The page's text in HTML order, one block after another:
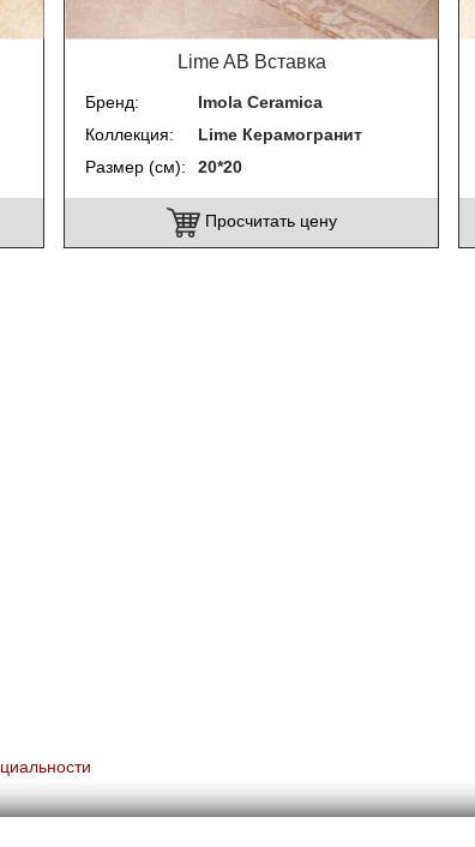
Lime AB Вставка
Бренд
Imola Ceramica
Коллекция
Lime Керамогранит
Размер (см)
20*20
Просчитать цену